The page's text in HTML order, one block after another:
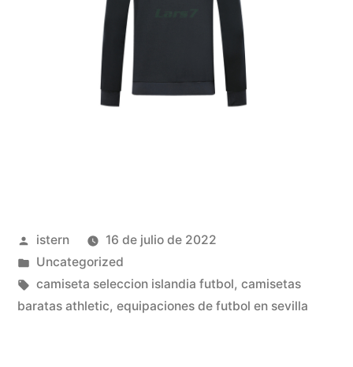
Publicado
por
istern
16 de julio de 2022
Publicado
en
Uncategorized
Etiquetas:
camiseta seleccion islandia futbol, camisetas
baratas athletic, equipaciones de futbol en sevilla